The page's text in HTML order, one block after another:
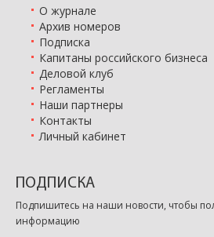
О журнале
Архив номеров
Подписка
Капитаны российского бизнеса
Деловой клуб
Регламенты
Наши партнеры
Контакты
Личный кабинет
ПОДПИСКА
Подпишитесь на наши новости, чтобы
информацию